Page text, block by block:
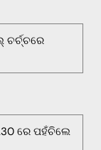
ଚର୍ଚ୍ଚରେ
ରେ ପହଁଚିଲେ